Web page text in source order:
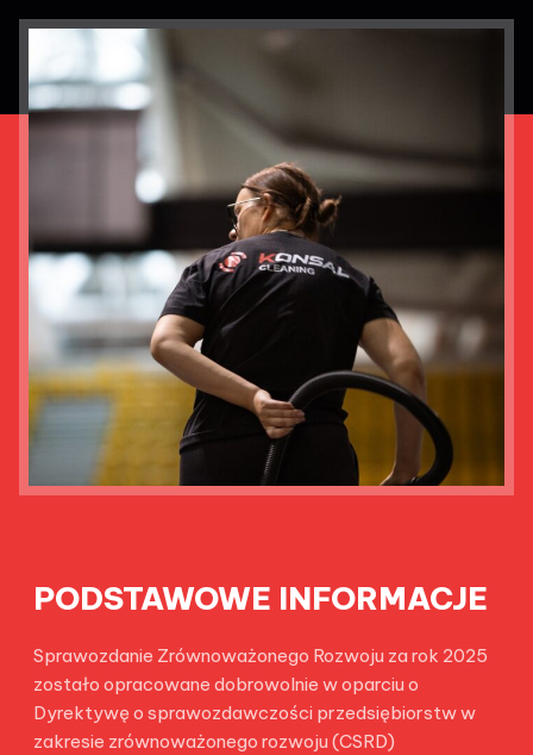
PODSTAWOWE INFORMACJE
Sprawozdanie Zrównoważonego Rozwoju za rok 2025
zostało opracowane dobrowolnie w oparciu o
Dyrektywę o sprawozdawczości przedsiębiorstw w
zakresie zrównoważonego rozwoju (CSRD)